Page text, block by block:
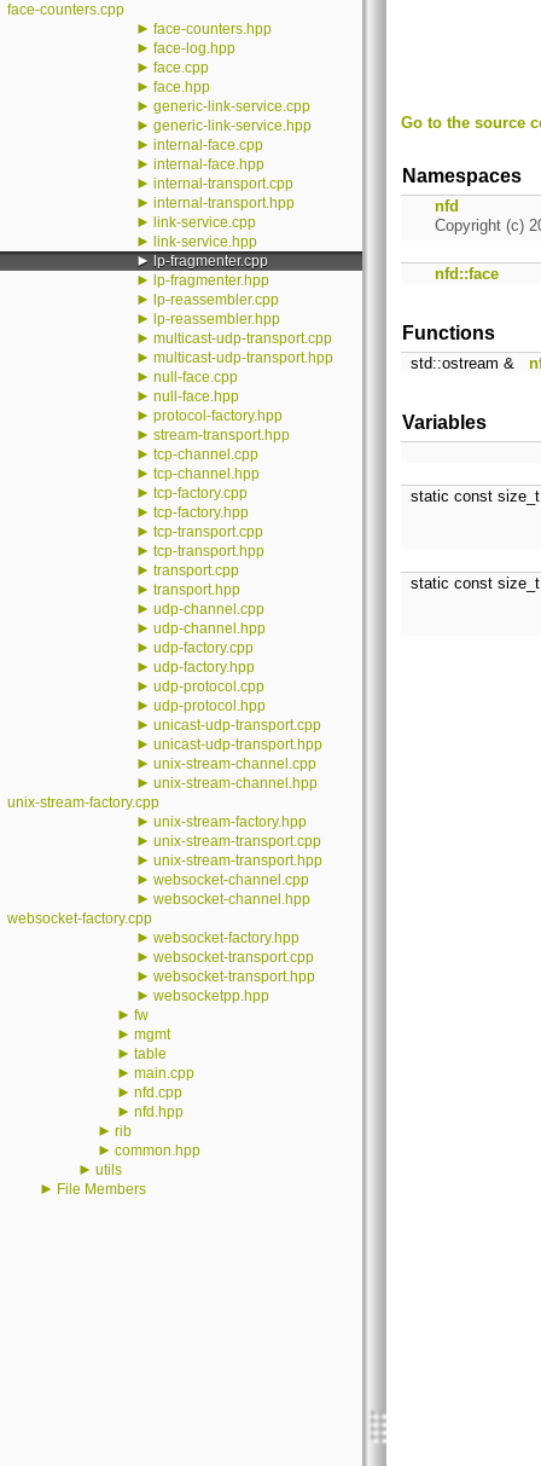
face-counters.cpp
► face-counters.hpp
► face-log.hpp
► face.cpp
► face.hpp
► generic-link-service.cpp
► generic-link-service.hpp
► internal-face.cpp
► internal-face.hpp
► internal-transport.cpp
► internal-transport.hpp
► link-service.cpp
► link-service.hpp
► lp-fragmenter.cpp
► lp-fragmenter.hpp
► lp-reassembler.cpp
► lp-reassembler.hpp
► multicast-udp-transport.cpp
► multicast-udp-transport.hpp
► null-face.cpp
► null-face.hpp
► protocol-factory.hpp
► stream-transport.hpp
► tcp-channel.cpp
► tcp-channel.hpp
► tcp-factory.cpp
► tcp-factory.hpp
► tcp-transport.cpp
► tcp-transport.hpp
► transport.cpp
► transport.hpp
► udp-channel.cpp
► udp-channel.hpp
► udp-factory.cpp
► udp-factory.hpp
► udp-protocol.cpp
► udp-protocol.hpp
► unicast-udp-transport.cpp
► unicast-udp-transport.hpp
► unix-stream-channel.cpp
► unix-stream-channel.hpp
unix-stream-factory.cpp
► unix-stream-factory.hpp
► unix-stream-transport.cpp
► unix-stream-transport.hpp
► websocket-channel.cpp
► websocket-channel.hpp
websocket-factory.cpp
► websocket-factory.hpp
► websocket-transport.cpp
► websocket-transport.hpp
► websocketpp.hpp
► fw
► mgmt
► table
► main.cpp
► nfd.cpp
► nfd.hpp
► rib
► common.hpp
► utils
► File Members
Go to the source
Namespaces
nfd
Copyright (c)
nfd::face
Functions
std::ostream &
Variables
static const
static const